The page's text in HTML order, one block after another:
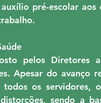
pré-escolar aos
pelos Diretores
Apesar do avanço
todos os servidores,
sendo a